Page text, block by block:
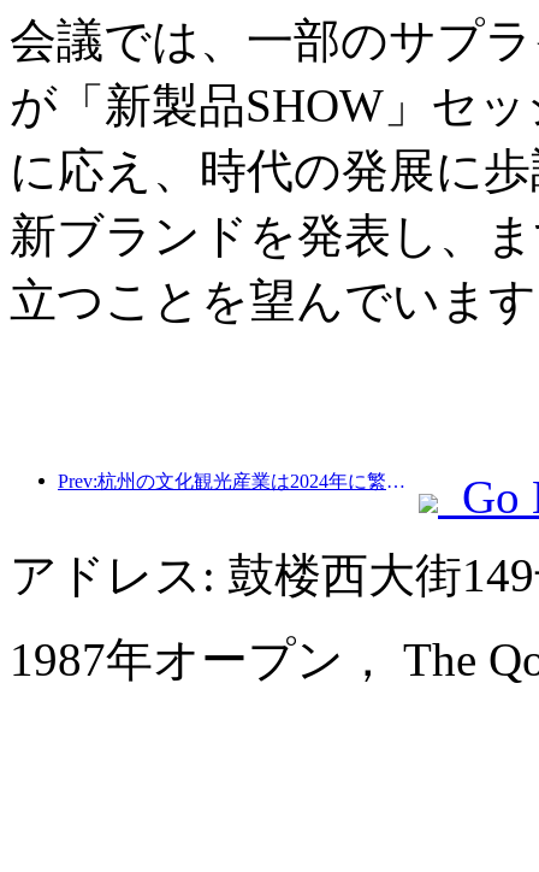
会議では、一部のサプ
が「新製品SHOW」セ
に応え、時代の発展に
新ブランドを発表し、
立つことを望んでいま
Prev:杭州の文化観光産業は2024年に繁栄する：文化付加価値は3400億を超え、訪日観光客は2倍になる
Go
アドレス: 鼓楼西大街
1987年オープン， The